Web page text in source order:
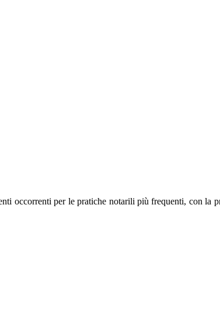
occorrenti per le pratiche notarili più frequenti, con la